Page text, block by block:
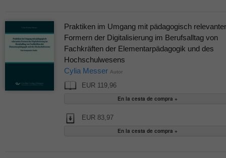
Praktiken im Umgang mit pädagogisch
Formern der Digitalisierung im Berufsalltag von
Fachkräften der Elementarpädagogik und des
Hochschulwesens
Cylia Messer Autor
EUR 119,96
EUR 83,97